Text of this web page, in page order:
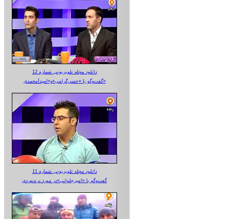
دانلود مجله تلویزیونی شماره 12
گفت‌وگو با «حسن‌گرامی»و«امیدآمحمدی»
دانلود مجله تلویزیونی شماره 11
گفت‌وگو با «امیرجلوانی»در مورد دره‌نوردی